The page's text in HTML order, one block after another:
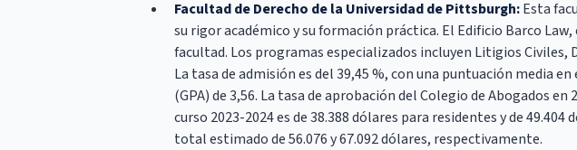
Facultad de Derecho de la Universidad de Pittsburgh:Esta
su rigor académico y su formación práctica. El Edificio Barco
facultad. Los programas especializados incluyen Litigios Civiles,
La tasa de admisión es del 39,45 %, con una puntuación media
(GPA) de 3,56. La tasa de aprobación del Colegio de Abogados
curso 2023-2024 es de 38.388 dólares para residentes y de
total estimado de 56.076 y 67.092 dólares, respectivamente.